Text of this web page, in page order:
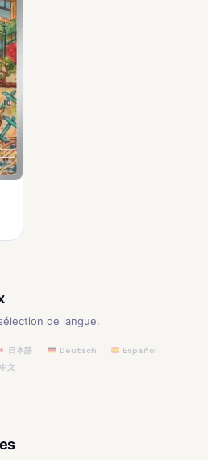
de langue.
日本語 Deutsch
Español
中文